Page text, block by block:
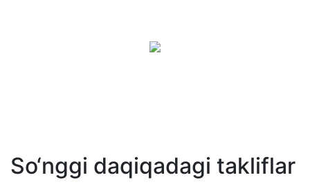
So‘nggi daqiqadagi takliflar